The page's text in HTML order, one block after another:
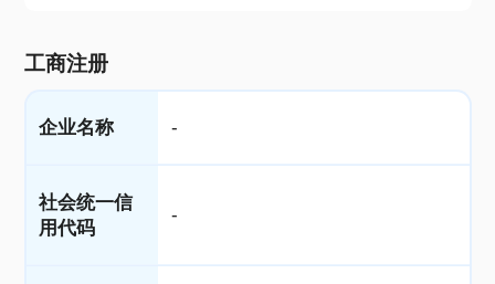
工商注册
企业名称 -
社会统一信
用代码
-